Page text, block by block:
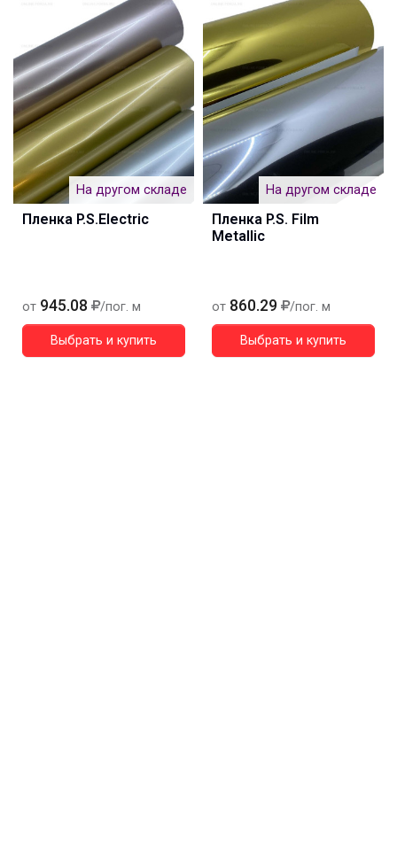
На другом складе
Пленка P.S.Electric
от 945.08 /пог. м
Выбрать и купить
На другом складе
Пленка P.S. Film
Metallic
от 860.29 /пог. м
Выбрать и купить